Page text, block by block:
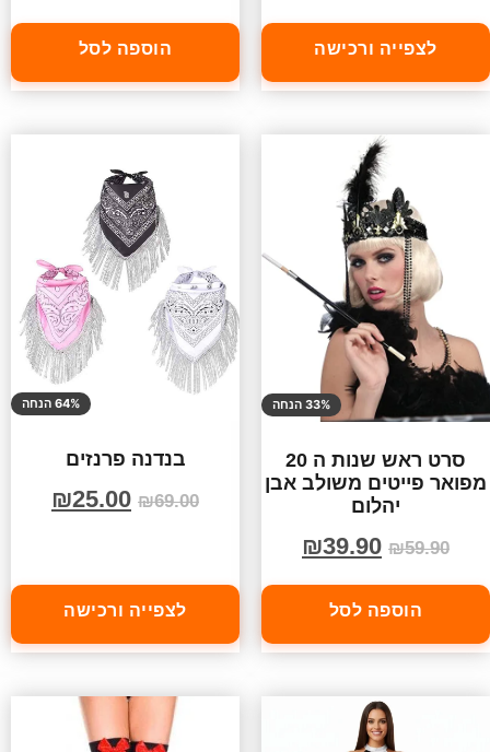
לצפייה ורכישה הוספה לסל
33% הנחה
סרט ראש שנות ה 20
מפואר פייטים משולב אבן
יהלום
₪59.90
₪39.90
הוספה לסל
64% הנחה
בנדנה פרנזים
₪69.00
₪25.00
לצפייה ורכישה